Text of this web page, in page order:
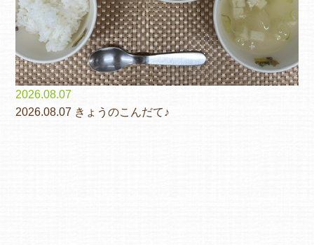
2026.08.07
2026.08.07 きょうのこんだて♪